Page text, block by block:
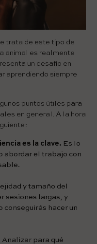
trata de este tipo de
animal es realmente
un desafío en
aprendiendo siempre
puntos útiles para
en general. A la hora
es la clave. Es lo
abordar el trabajo con
y tamaño del
sesiones largas, y
conseguirás hacer un
Analizar para qué